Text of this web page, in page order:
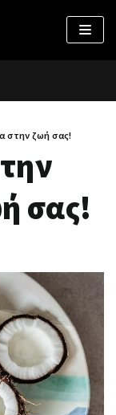
στην ζωή σας!
σας!